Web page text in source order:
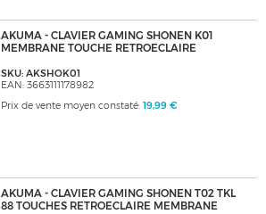
AKUMA - CLAVIER GAMING SHONEN K01
MEMBRANE TOUCHE RETROECLAIRE
SKU: AKSHOK01
EAN: 3663111178982
Prix de vente moyen constaté: 19,99 €
AKUMA - CLAVIER GAMING SHONEN T02 TKL
88 TOUCHES RETROECLAIRE MEMBRANE